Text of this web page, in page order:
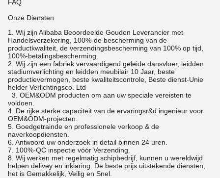
FAQ
Onze Diensten
1. Wij zijn Alibaba Beoordeelde Gouden Leverancier met
Handelsverzekering, 100%-de bescherming van de
productkwaliteit, de verzendingsbescherming van 100% op tijd,
100%-betalingsbescherming.
2. Wij zijn een fabriek vervaardigend geleide dansvloer, leidden
stadiumverlichting en leidden meubilair 10 Jaar, beste
productievermogen, beste kwaliteitscontrole, Beste dienst-Unie
helder Verlichtingsco. Ltd
3. OEM&ODM producten om aan uw speciale vereisten te
voldoen.
4. De rijke sterke capaciteit van de ervaringsr&d ingenieur voor
OEM&ODM-projecten.
5. Goedgetrainde en professionele verkoop & de
naverkoopdiensten.
6. Antwoord uw onderzoek in detail binnen 24 uren.
7. 100%-QC inspectie vóór Verzending.
8. Wij werken met regelmatig schipbedrijf, kunnen u wereldwijd
helpen delivey en inklaring. De beste prijs uitstekende diensten,
het is Gemakkelijk, Veilig en Snel.